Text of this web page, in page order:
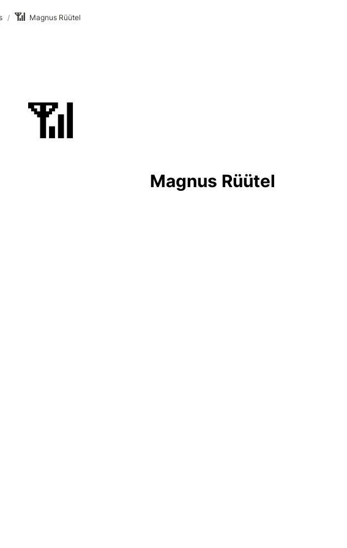
/ 📶 Magnus Rüütel
📶
Magnus Rüütel